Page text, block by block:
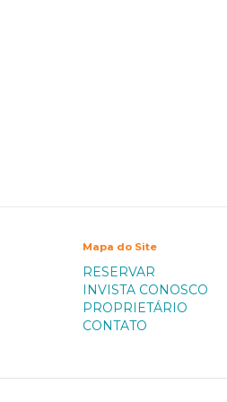
Mapa do Site
RESERVAR
INVISTA CONOSCO
PROPRIETÁRIO
CONTATO